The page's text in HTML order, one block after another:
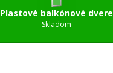
Plastové balkónové dvere
Skladom